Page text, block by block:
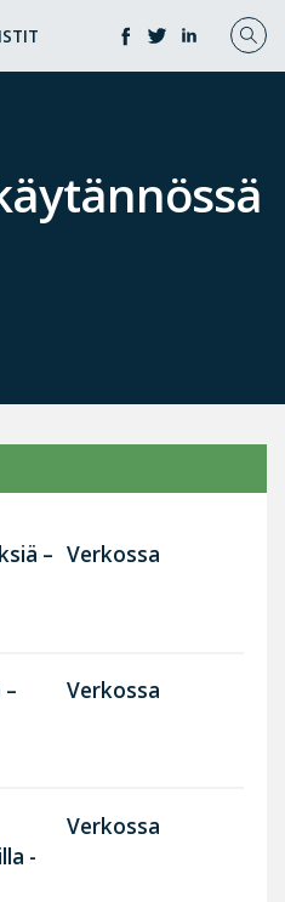
– Verkossa
Verkossa
-
Verkossa